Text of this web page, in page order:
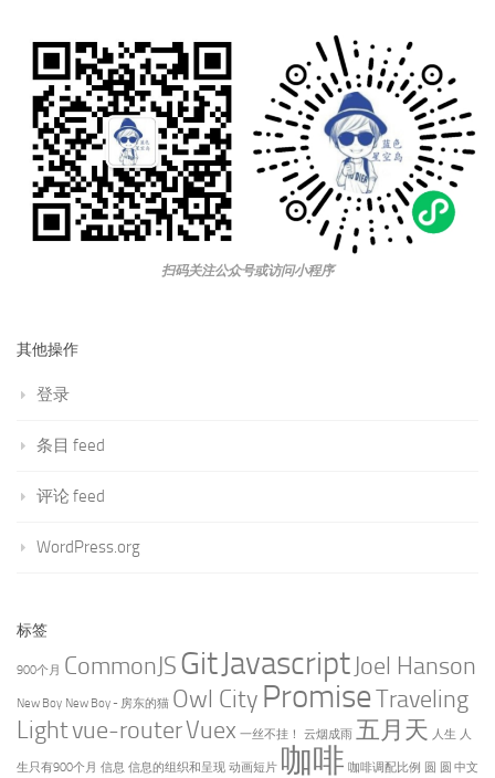
扫码关注公众号或访问小程序
其他操作
登录
条目 feed
评论 feed
WordPress.org
标签
900个月 CommonJSGitJavascript Joel Hanson
New Boy New Boy - 房东的猫 Owl City PromiseTraveling
Lightvue-routerVuex 一丝不挂！ 云烟成雨 五月天 人生 人
生只有900个月 信息 信息的组织和呈现 动画短片 咖啡 咖啡调配比例 圆 圆 中文